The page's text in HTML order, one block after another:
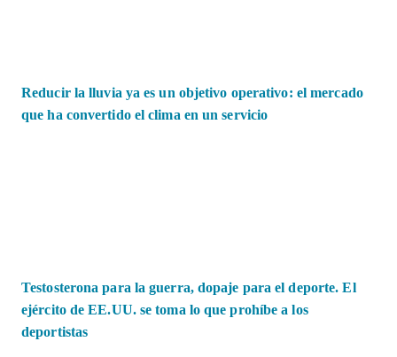
Reducir la lluvia ya es un objetivo operativo: el mercado
que ha convertido el clima en un servicio
Testosterona para la guerra, dopaje para el deporte. El
ejército de EE.UU. se toma lo que prohíbe a los
deportistas